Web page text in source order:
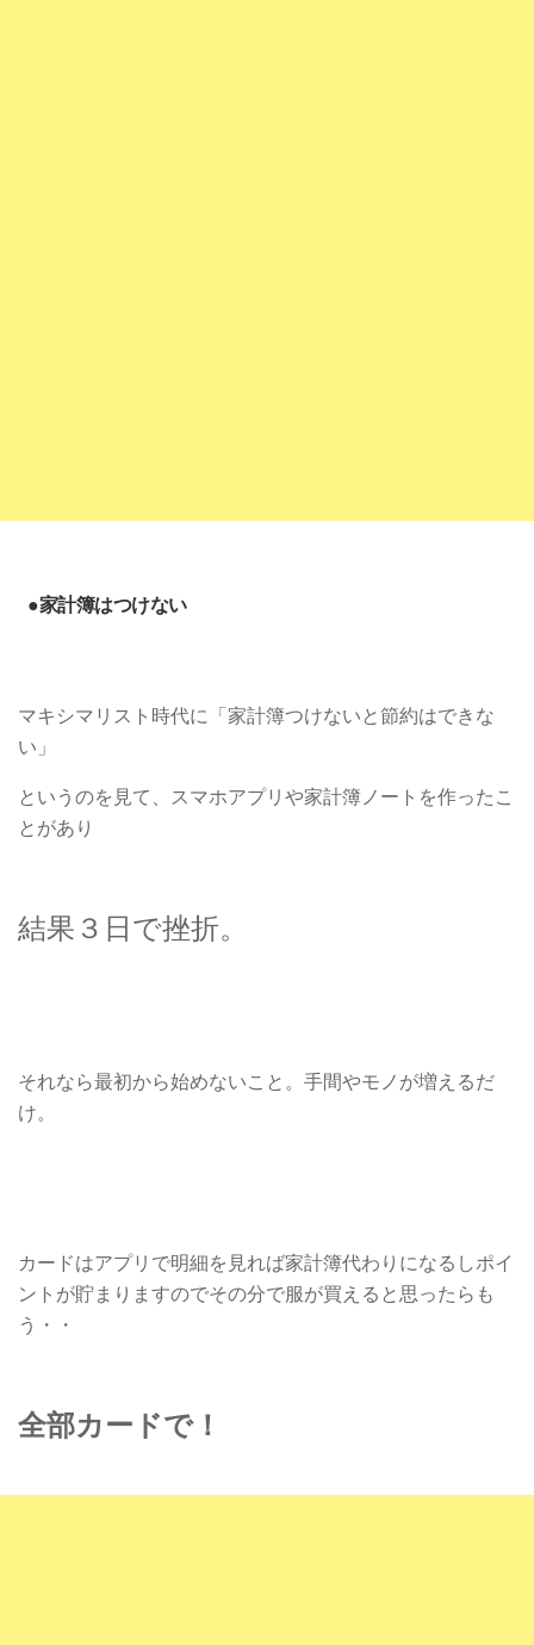
●家計簿はつけない
マキシマリスト時代に「家計簿つけないと節約はできな
い」
というのを見て、スマホアプリや家計簿ノートを作ったこ
とがあり
結果３日で挫折。
それなら最初から始めないこと。手間やモノが増えるだ
け。
カードはアプリで明細を見れば家計簿代わりになるしポイ
ントが貯まりますのでその分で服が買えると思ったらも
う・・
全部カードで！